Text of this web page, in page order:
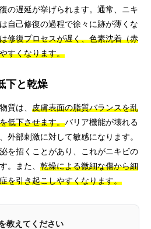
の遅延が挙げられます。通常、ニキ
自己修復の過程で徐々に跡が薄くな
修復プロセスが遅く、色素沈着（赤
すくなります。
下と乾燥
質は、 皮膚表面の脂質バランスを乱
低下させます。バリア機能が壊れる
外部刺激に対して敏感になります。
を招くことがあり、これがニキビの
。また、 乾燥による微細な傷から細
を引き起こしやすくなります。
教えてください